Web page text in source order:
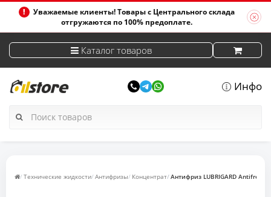
Уважаемые клиенты! Товары с Центрального склада
отгружаются по 100% предоплате.
Каталог товаров
Инфо
Технические жидкости Антифризы Концентрат Антифриз LUBRIGARD